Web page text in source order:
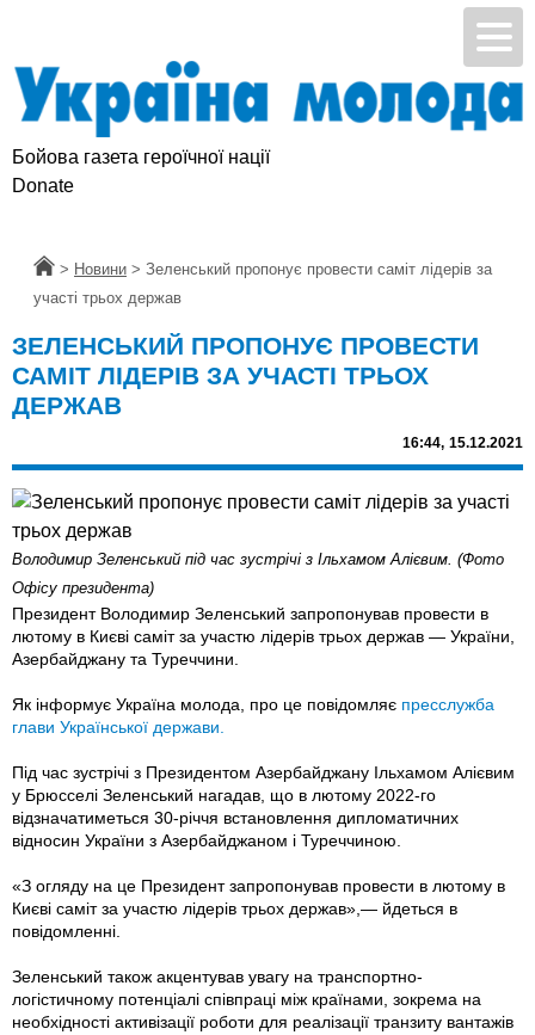
Бойова газета героїчної нації
Donate
Головна
> Новини > Зеленський пропонує провести саміт лідерів за
участі трьох держав
ЗЕЛЕНСЬКИЙ ПРОПОНУЄ ПРОВЕСТИ
САМІТ ЛІДЕРІВ ЗА УЧАСТІ ТРЬОХ
ДЕРЖАВ
16:44, 15.12.2021
Володимир Зеленський під час зустрічі з Ільхамом Алієвим. (Фото
Офісу президента)
Президент Володимир Зеленський запропонував провести в
лютому в Києві саміт за участю лідерів трьох держав — України,
Азербайджану та Туреччини.
Як інформує Україна молода, про це повідомляє пресслужба
глави Української держави.
Під час зустрічі з Президентом Азербайджану Ільхамом Алієвим
у Брюсселі Зеленський нагадав, що в лютому 2022-го
відзначатиметься 30-річчя встановлення дипломатичних
відносин України з Азербайджаном і Туреччиною.
«З огляду на це Президент запропонував провести в лютому в
Києві саміт за участю лідерів трьох держав»,— йдеться в
повідомленні.
Зеленський також акцентував увагу на транспортно-
логістичному потенціалі співпраці між країнами, зокрема на
необхідності активізації роботи для реалізації транзиту вантажів